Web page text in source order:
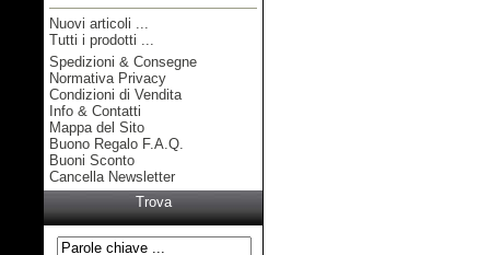
Nuovi articoli ...
Tutti i prodotti ...
Informazioni
Spedizioni & Consegne
Normativa Privacy
Condizioni di Vendita
Info & Contatti
Mappa del Sito
Buono Regalo F.A.Q.
Buoni Sconto
Cancella Newsletter
Trova